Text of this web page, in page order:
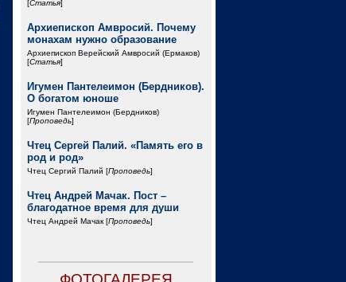
[Статья]
Архиепископ Амвросий. Почему
монахам нужно образование
Архиепископ Верейский Амвросий (Ермаков)
[Статья]
Игумен Пантелеимон (Бердников).
О богатом юноше
Игумен Пантелеимон (Бердников)
[Проповедь]
Чтец Сергей Палий. «Память его в
род и род»
Чтец Сергий Палий [Проповедь]
Чтец Андрей Мачак. Пост –
благодатное время для души
Чтец Андрей Мачак [Проповедь]